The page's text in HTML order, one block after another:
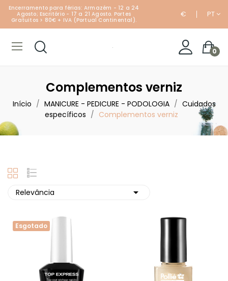
Encerramento para férias: Armazém - 12 a 24
Agosto; Escritório - 17 a 21 Agosto. Portes
Gratuitos > 80€ + IVA (Portual Continental).
€ PT
0
Complementos verniz
Início MANICURE - PEDICURE - PODOLOGIA
Cuidados
específicos
Complementos verniz
Relevância 
Esgotado